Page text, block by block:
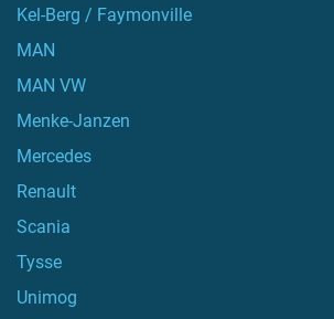
Kel-Berg / Faymonville
MAN
MAN VW
Menke-Janzen
Mercedes
Renault
Scania
Tysse
Unimog